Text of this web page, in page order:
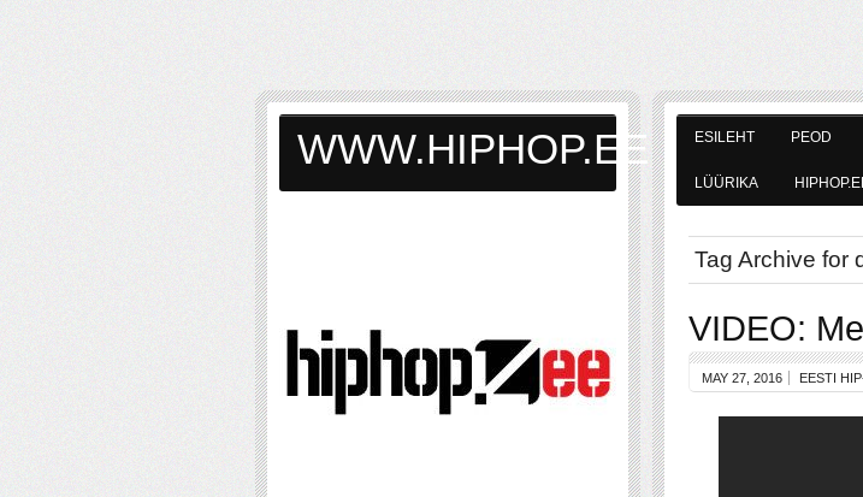
ESILEHT PEOD
LÜÜRIKA
Tag Archive for
VIDEO:
MAY 27, 2016 EESTI
WWW.HIPHOP.EE